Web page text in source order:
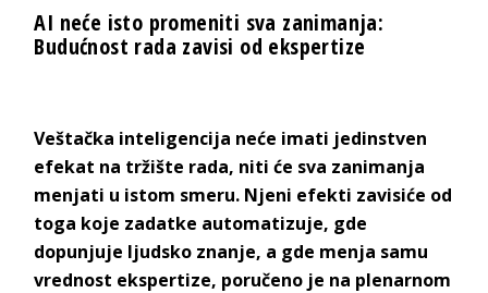
AI neće isto promeniti sva zanimanja:
Budućnost rada zavisi od ekspertize
Veštačka inteligencija neće imati jedinstven
efekat na tržište rada, niti će sva zanimanja
menjati u istom smeru. Njeni efekti zavisiće od
toga koje zadatke automatizuje, gde
dopunjuje ljudsko znanje, a gde menja samu
vrednost ekspertize, poručeno je na plenarnom